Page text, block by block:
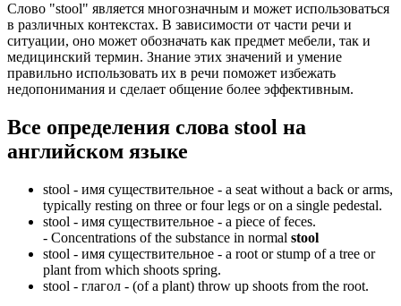
Слово "stool" является многозначным и может использоваться
в различных контекстах. В зависимости от части речи и
ситуации, оно может обозначать как предмет мебели, так и
медицинский термин. Знание этих значений и умение
правильно использовать их в речи поможет избежать
недопонимания и сделает общение более эффективным.
Все определения слова stool на
английском языке
stool - имя существительное - a seat without a back or arms,
typically resting on three or four legs or on a single pedestal.
stool - имя существительное - a piece of feces.
- Concentrations of the substance in normal stool
stool - имя существительное - a root or stump of a tree or
plant from which shoots spring.
stool - глагол - (of a plant) throw up shoots from the root.